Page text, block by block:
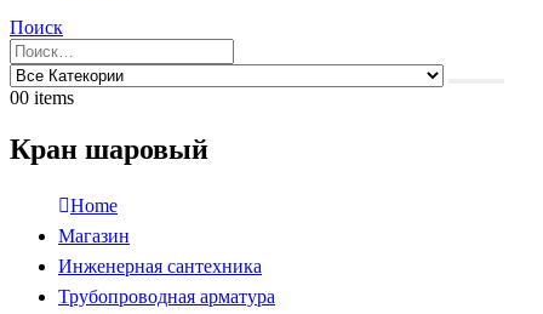
Поиск
00 items
Кран шаровый
Home
Магазин
Инженерная сантехника
Трубопроводная арматура